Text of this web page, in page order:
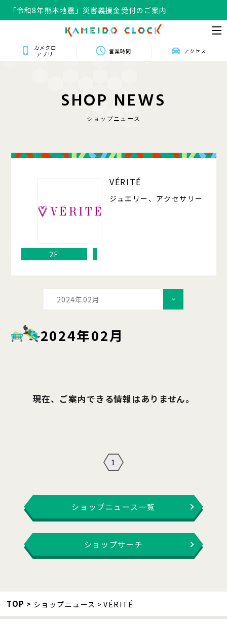
「令和8年熊本地震」災害義援金受付のご案内
カメクロ
アプリ
営業時間 アクセス
SHOP NEWS
ショップニュース
207
VÉRITÉ
ジュエリー、アクセサリー
2F
2024年02月
2024年02月
現在、ご案内できる情報はありません。
1
ショップニュース一覧
ショップサーチ
TOP ショップニュース VÉRITÉ